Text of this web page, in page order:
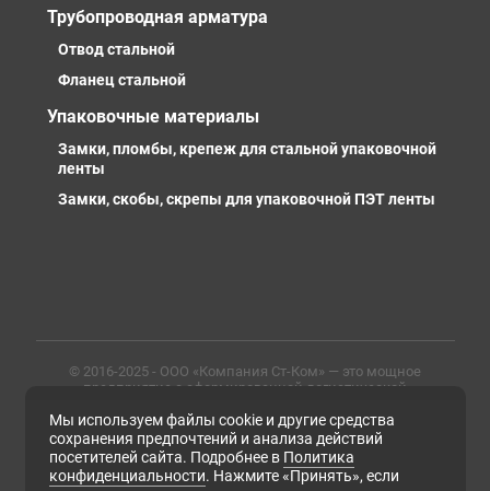
Трубопроводная арматура
Отвод стальной
Фланец стальной
Упаковочные материалы
Замки, пломбы, крепеж для стальной упаковочной
ленты
Замки, скобы, скрепы для упаковочной ПЭТ ленты
© 2016-2025 - ООО «Компания Ст-Ком» — это мощное
предприятие с сформированной логистической
профессиональными сотрудниками. Предлагаем
металлопрокат любых марок, типов и размеров с
доставкой в России и СНГ
ИНН 6679102638, ОГРН 1169658133171
Мы используем файлы cookie и другие средства
сохранения предпочтений и анализа действий
посетителей сайта. Подробнее в Политика
конфиденциальности. Нажмите «Принять», если